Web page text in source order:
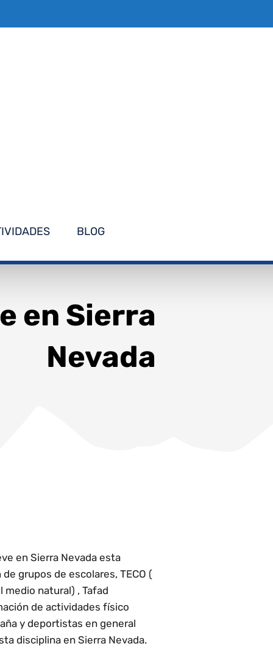
BLOG
en Sierra
Nevada
en Sierra Nevada esta
grupos de escolares, TECO (
natural) , Tafad
de actividades físico
y deportistas en general
disciplina en Sierra Nevada.